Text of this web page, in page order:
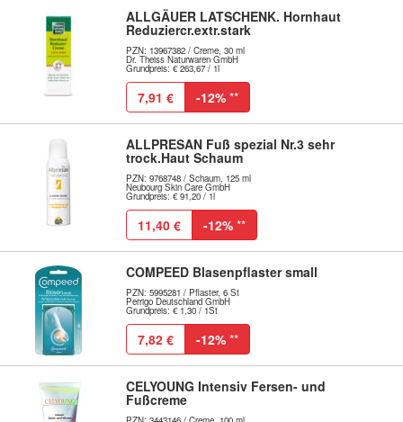
ALLGÄUER LATSCHENK. Hornhaut
Reduziercr.extr.stark
PZN: 13967382 / Creme, 30 ml
Dr. Theiss Naturwaren GmbH
Grundpreis: € 263,67 / 1l
7,91 € -12% **
ALLPRESAN Fuß spezial Nr.3 sehr
trock.Haut Schaum
PZN: 9768748 / Schaum, 125 ml
Neubourg Skin Care GmbH
Grundpreis: € 91,20 / 1l
11,40 € -12% **
COMPEED Blasenpflaster small
PZN: 5995281 / Pflaster, 6 St
Perrigo Deutschland GmbH
Grundpreis: € 1,30 / 1St
7,82 € -12% **
CELYOUNG Intensiv Fersen- und
Fußcreme